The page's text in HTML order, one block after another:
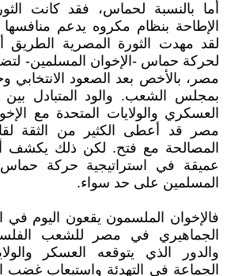
أما بالنسبة لحماس، فقد كانت
الإطاحة بنظام مكروه يدعم
لقد مهدت الثورة المصرية الطريق
لحركة حماس -الإخوان المسلمين-
مصر، بالأخص بعد الصعود الانتخابي
بمجلس الشعب. والود المتبادل
العسكري والولايات المتحدة مع
مصر قد أعطى الكثير من الثقة
المصالحة مع فتح. لكن ذلك يكشف
عميقة في استراتيجية حركة حماس
المسلمين على حد سواء.
فالإخوان الملسمون يقعون اليوم في
الجماهيري في مصر للشعب
والدور الذي يتوقعه العسكر
الجماعة في التهدئة واستيعاب غضب